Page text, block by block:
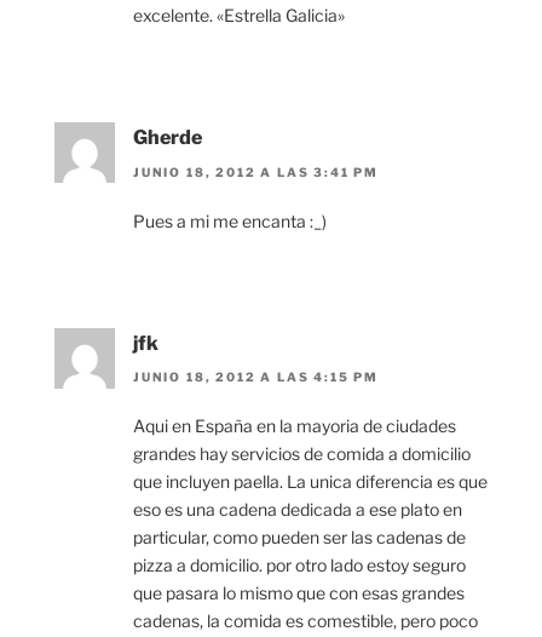
excelente. «Estrella Galicia»
Gherde
JUNIO 18, 2012 A LAS 3:41 PM
Pues a mi me encanta :_)
jfk
JUNIO 18, 2012 A LAS 4:15 PM
Aqui en España en la mayoria de ciudades
grandes hay servicios de comida a domicilio
que incluyen paella. La unica diferencia es que
eso es una cadena dedicada a ese plato en
particular, como pueden ser las cadenas de
pizza a domicilio. por otro lado estoy seguro
que pasara lo mismo que con esas grandes
cadenas, la comida es comestible, pero poco